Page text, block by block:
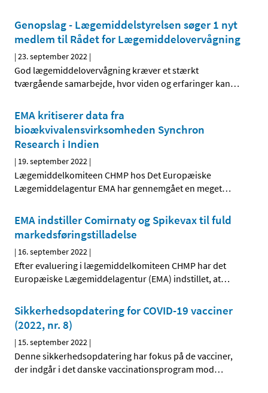
Genopslag - Lægemiddelstyrelsen søger 1 nyt
medlem til Rådet for Lægemiddelovervågning
|23. september 2022 |
God lægemiddelovervågning kræver et stærkt
tværgående samarbejde, hvor viden og erfaringer kan…
EMA kritiserer data fra
bioækvivalensvirksomheden Synchron
Research i Indien
| 19. september 2022 |
Lægemiddelkomiteen CHMP hos Det Europæiske
Lægemiddelagentur EMA har gennemgået en meget…
EMA indstiller Comirnaty og Spikevax til fuld
markedsføringstilladelse
| 16. september 2022 |
Efter evaluering i lægemiddelkomiteen CHMP har det
Europæiske Lægemiddelagentur (EMA) indstillet, at…
Sikkerhedsopdatering for COVID-19 vacciner
(2022, nr. 8)
| 15. september 2022 |
Denne sikkerhedsopdatering har fokus på de vacciner,
der indgår i det danske vaccinationsprogram mod…